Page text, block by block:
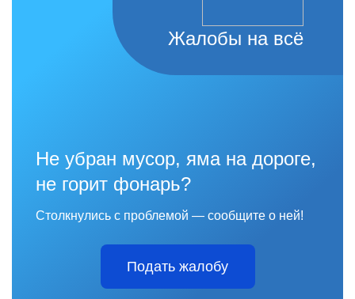
Жалобы на всё
Не убран мусор, яма на дороге,
не горит фонарь?
Столкнулись с проблемой — сообщите о ней!
Подать жалобу